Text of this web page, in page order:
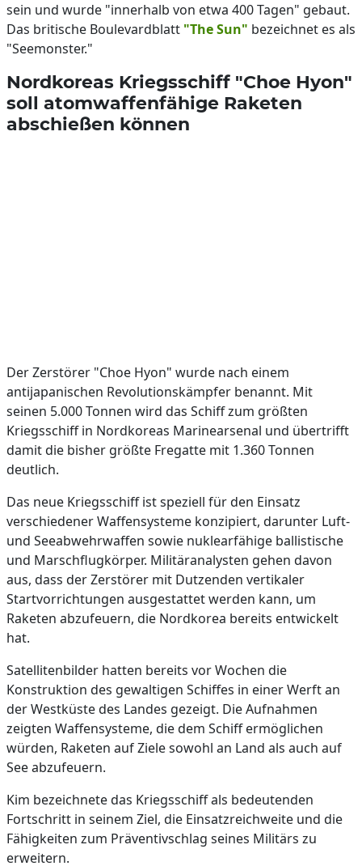
sein und wurde "innerhalb von etwa 400 Tagen" gebaut.
Das britische Boulevardblatt "The Sun" bezeichnet es als
"Seemonster."
Nordkoreas Kriegsschiff "Choe Hyon"
soll atomwaffenfähige Raketen
abschießen können
Der Zerstörer "Choe Hyon" wurde nach einem
antijapanischen Revolutionskämpfer benannt. Mit
seinen 5.000 Tonnen wird das Schiff zum größten
Kriegsschiff in Nordkoreas Marinearsenal und übertrifft
damit die bisher größte Fregatte mit 1.360 Tonnen
deutlich.
Das neue Kriegsschiff ist speziell für den Einsatz
verschiedener Waffensysteme konzipiert, darunter Luft-
und Seeabwehrwaffen sowie nuklearfähige ballistische
und Marschflugkörper. Militäranalysten gehen davon
aus, dass der Zerstörer mit Dutzenden vertikaler
Startvorrichtungen ausgestattet werden kann, um
Raketen abzufeuern, die Nordkorea bereits entwickelt
hat.
Satellitenbilder hatten bereits vor Wochen die
Konstruktion des gewaltigen Schiffes in einer Werft an
der Westküste des Landes gezeigt. Die Aufnahmen
zeigten Waffensysteme, die dem Schiff ermöglichen
würden, Raketen auf Ziele sowohl an Land als auch auf
See abzufeuern.
Kim bezeichnete das Kriegsschiff als bedeutenden
Fortschritt in seinem Ziel, die Einsatzreichweite und die
Fähigkeiten zum Präventivschlag seines Militärs zu
erweitern.